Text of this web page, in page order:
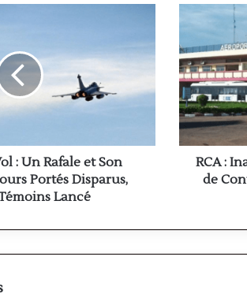
: Un Rafale et Son
Portés Disparus,
Lancé
RCA
:
de
la
Nouvelle
Tour
de
Contrôle
de
M’poko
RCA :
de